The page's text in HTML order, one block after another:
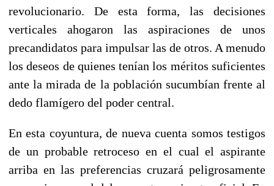
revolucionario. De esta forma, las decisiones
verticales ahogaron las aspiraciones de unos
precandidatos para impulsar las de otros. A menudo
los deseos de quienes tenían los méritos suficientes
ante la mirada de la población sucumbían frente al
dedo flamígero del poder central.
En esta coyuntura, de nueva cuenta somos testigos
de un probable retroceso en el cual el aspirante
arriba en las preferencias cruzará peligrosamente